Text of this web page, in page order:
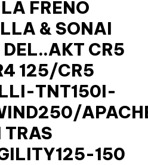
FRENO
& SONAI
CR5
125/CR5
TNT150I-
TRAS
150